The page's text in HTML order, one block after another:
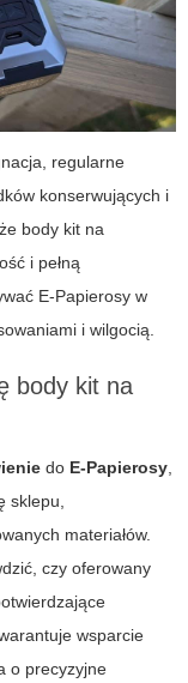
regularne
konserwujących i
body kit na
i pełną
E-Papierosy w
i wilgocią.
body kit na
do E-Papierosy
sklepu,
materiałów.
czy oferowany
wsparcie
o precyzyjne